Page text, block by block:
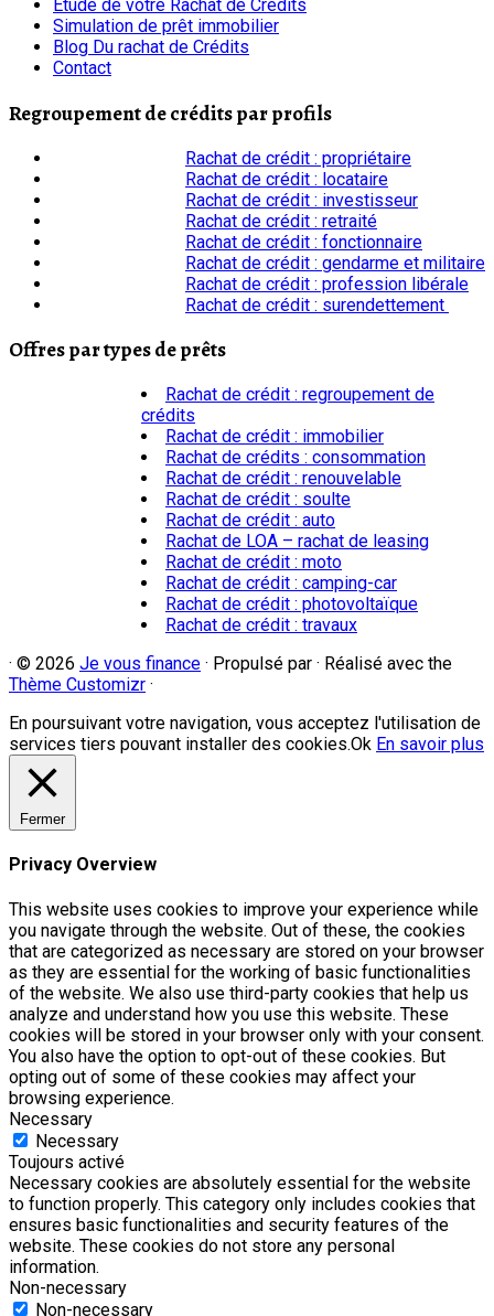
Etude de votre Rachat de Crédits
Simulation de prêt immobilier
Blog Du rachat de Crédits
Contact
Regroupement de crédits par profils
Rachat de crédit : propriétaire
Rachat de crédit : locataire
Rachat de crédit : investisseur
Rachat de crédit : retraité
Rachat de crédit : fonctionnaire
Rachat de crédit : gendarme et militaire
Rachat de crédit : profession libérale
Rachat de crédit : surendettement
Offres par types de prêts
Rachat de crédit : regroupement de
crédits
Rachat de crédit : immobilier
Rachat de crédits : consommation
Rachat de crédit : renouvelable
Rachat de crédit : soulte
Rachat de crédit : auto
Rachat de LOA – rachat de leasing
Rachat de crédit : moto
Rachat de crédit : camping-car
Rachat de crédit : photovoltaïque
Rachat de crédit : travaux
· © 2026 Je vous finance · Propulsé par · Réalisé avec the
Thème Customizr ·
En poursuivant votre navigation, vous acceptez l'utilisation de
services tiers pouvant installer des cookies.Ok En savoir plus
Fermer
Privacy Overview
This website uses cookies to improve your experience while
you navigate through the website. Out of these, the cookies
that are categorized as necessary are stored on your browser
as they are essential for the working of basic functionalities
of the website. We also use third-party cookies that help us
analyze and understand how you use this website. These
cookies will be stored in your browser only with your consent.
You also have the option to opt-out of these cookies. But
opting out of some of these cookies may affect your
browsing experience.
Necessary
Necessary
Toujours activé
Necessary cookies are absolutely essential for the website
to function properly. This category only includes cookies that
ensures basic functionalities and security features of the
website. These cookies do not store any personal
information.
Non-necessary
Non-necessary